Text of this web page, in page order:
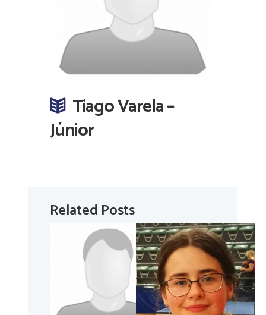
Tiago Varela –
Júnior
Related Posts